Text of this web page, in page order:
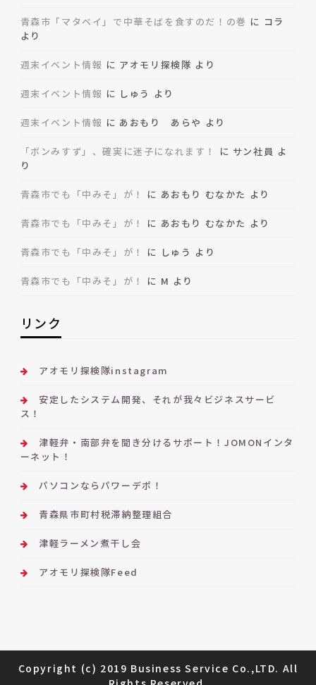
青森市「マタベイ」で中華そばを食すのだ！の巻 に コラ
より
週末イベント情報 に アオモリ探検隊 より
週末イベント情報 に しゅう より
週末イベント情報 に あおもり あらや より
「ボンみすず」、確実に迷子になれます！ に サン社員 よ
り
青森市でも「中みそ」が！ に あおもり むなかた より
青森市でも「中みそ」が！ に あおもり むなかた より
青森市でも「中みそ」が！ に しゅう より
青森市でも「中みそ」が！ に M より
リンク
アオモリ探検隊instagram
安定したシステム開発、それが我々ビジネスサービ
ス！
津軽弁・南部弁を聞き分けるサポート！JOMONインタ
ーネット！
パソコンならパワーデポ！
青森県市町村税滞納整理組合
津軽ラーメン煮干し会
アオモリ探検隊Feed
Copyright (c) 2019 Business Service Co.,LTD. All